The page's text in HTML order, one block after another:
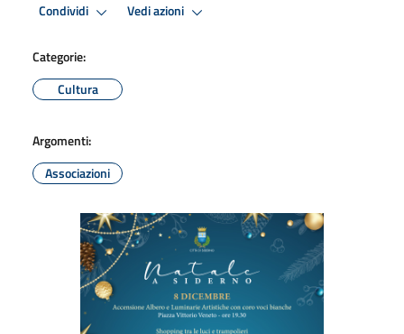
Condividi Vedi azioni
Categorie:
Cultura
Argomenti:
Associazioni